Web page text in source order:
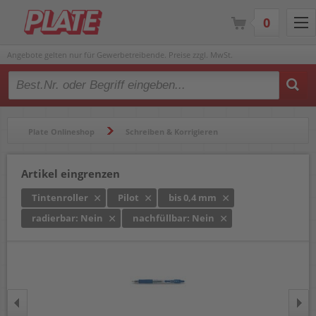
Angebote gelten nur für Gewerbetreibende. Preise zzgl. MwSt.
Type 2 or more characters for results.
Plate Onlineshop Schreiben & Korrigieren
Artikel eingrenzen
Tintenroller Pilot
bis 0,4 mm
radierbar: Nein
nachfüllbar: Nein
0